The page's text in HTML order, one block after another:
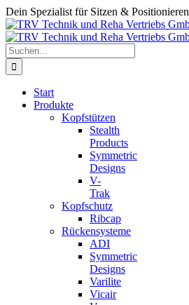
Zum
Inhalt
springen
Dein Spezialist für Sitzen & Positionieren
Suche
nach:
Start
Produkte
Kopfstützen
Stealth
Products
Symmetric
Designs
V-
Trak
Kopfschutz
Ribcap
Rückensysteme
ADI
Symmetric
Designs
Varilite
Vicair